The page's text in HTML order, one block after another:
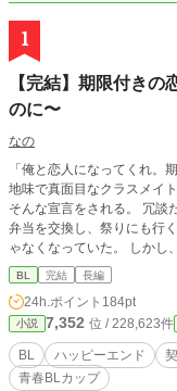
1
【完結】期限付き
のに〜
なの
「俺と恋人になってくれ。期限は一年」 男子校に通う
地味で真面目なクラスメイ
そんな宣言をされる。 冗談だと思っていたのに、毎日放課後を一緒に過ごし、
弁当を交換し、祭りにも行
ゃなくなっていた。 しかし、期限の日が近づく頃、蓮の笑顔の裏に隠された秘
密が明らかになる。 「俺、後悔しないようにしてんだ」 その言葉の意味を知っ
たとき、悠真は――。 笑い合った日々も、すれ違った夜も、全部まとめて好き
だ。 一年だけのはずだった契約は、
にエントリーしてます。応援よろしく
番外編も投稿しますので、
BL 完結 長編
24h.ポイント 184pt
小説 7,352 位 / 228,623件
BL ハッピーエンド
青春BLカップ​